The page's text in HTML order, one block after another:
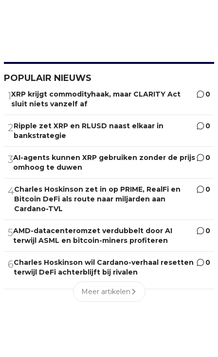
POPULAIR NIEUWS
1XRP krijgt commodityhaak, maar CLARITY Act
sluit niets vanzelf af
0
2Ripple zet XRP en RLUSD naast elkaar in
bankstrategie
0
3AI-agents kunnen XRP gebruiken zonder de prijs
omhoog te duwen
0
4Charles Hoskinson zet in op PRIME, RealFi en
Bitcoin DeFi als route naar miljarden aan
Cardano-TVL
0
5AMD-datacenteromzet verdubbelt door AI
terwijl ASML en bitcoin-miners profiteren
0
6Charles Hoskinson wil Cardano-verhaal resetten
terwijl DeFi achterblijft bij rivalen
0
Meer artikelen